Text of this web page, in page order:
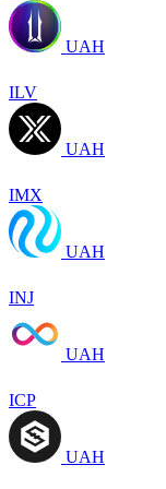
UAH
ILV
UAH
IMX
UAH
INJ
UAH
ICP
UAH